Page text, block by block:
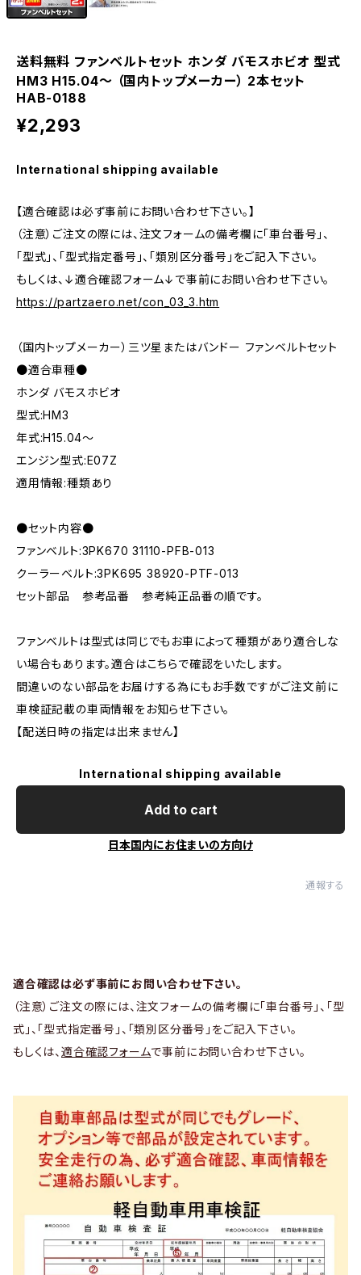
送料無料 ファンベルトセット ホンダ バモスホビオ 型式
HM3 H15.04～ （国内トップメーカー） 2本セット
HAB-0188
¥2,293
International shipping available
【適合確認は必ず事前にお問い合わせ下さい。】
（注意）ご注文の際には、注文フォームの備考欄に「車台番号」、
「型式」、「型式指定番号」、「類別区分番号」をご記入下さい。
もしくは、↓適合確認フォーム↓で事前にお問い合わせ下さい。
https://partzaero.net/con_03_3.htm
（国内トップメーカー）三ツ星またはバンドー ファンベルトセット
●適合車種●
ホンダ バモスホビオ
型式:HM3
年式:H15.04～
エンジン型式:E07Z
適用情報:種類あり
●セット内容●
ファンベルト:3PK670 31110-PFB-013
クーラーベルト:3PK695 38920-PTF-013
セット部品 参考品番 参考純正品番の順です。
ファンベルトは型式は同じでもお車によって種類があり適合しな
い場合もあります。適合はこちらで確認をいたします。
間違いのない部品をお届けする為にもお手数ですがご注文前に
車検証記載の車両情報をお知らせ下さい。
【配送日時の指定は出来ません】
International shipping available
Add to cart
日本国内にお住まいの方向け
通報する
適合確認は必ず事前にお問い合わせ下さい。
（注意）ご注文の際には、注文フォームの備考欄に「車台番号」、「型
式」、「型式指定番号」、「類別区分番号」をご記入下さい。
もしくは、 適合確認フォームで事前にお問い合わせ下さい。